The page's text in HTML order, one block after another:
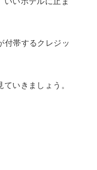
付帯するクレジッ
いきましょう。